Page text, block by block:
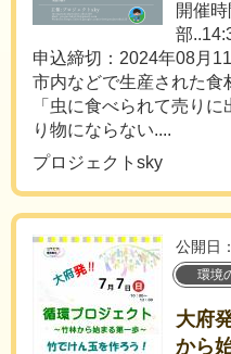
開催
部
申込締切：2024年08月11
市内などで生産された食
「虫に食べられて売り
り物にならない....
プロジェクトsky
公開日
環境
大府
から